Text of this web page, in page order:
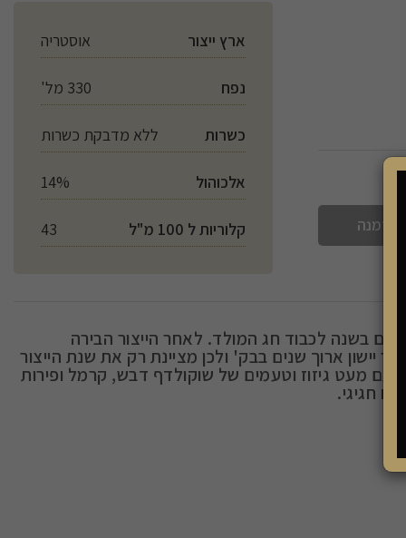
להזמנה
ארץ ייצור אוסטריה
נפח 330 מל'
כשרות ללא מדבקת כשרות
אלכוהול 14%
קלוריות ל 100 מ"ל 43
בשנה לכבוד חג המולד. לאחר הייצור הבירה
חוזק הבירה מאפשר יישון ארוך שנים בבק' ולכן מציינת רק את שנת הייצור
מעט גיזוז וטעמים של שוקולדף דבש, קרמל ופירות
חגיגי.